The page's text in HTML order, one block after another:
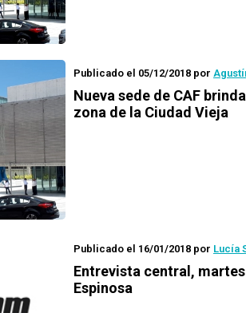
Publicado el 05/12/2018 por
Nueva sede de CAF
zona de la Ciudad Vieja
Publicado el 16/01/2018 por Lucía
Entrevista central, martes
Espinosa